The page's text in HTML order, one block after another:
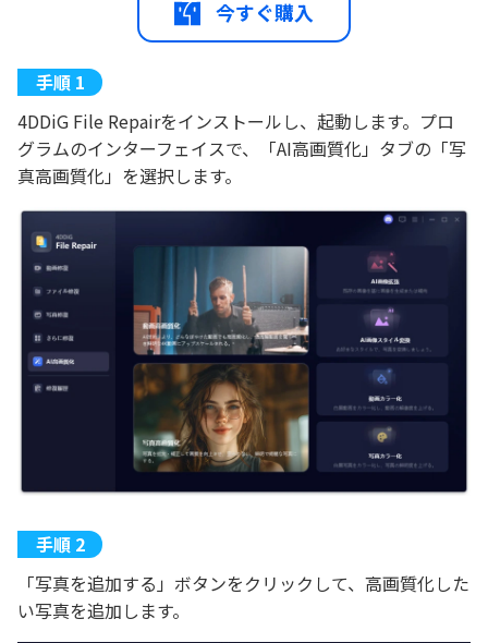
今すぐ購入
4DDiG File Repairをインストールし、起動します。プロ
グラムのインターフェイスで、「AI高画質化」タブの「写
真高画質化」を選択します。
「写真を追加する」ボタンをクリックして、高画質化した
い写真を追加します。